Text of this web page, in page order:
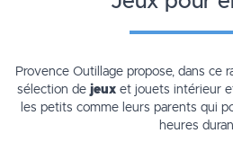
Provence Outillage propose, dans ce
sélection de jeux et jouets intérieur
les petits comme leurs parents qui
heures